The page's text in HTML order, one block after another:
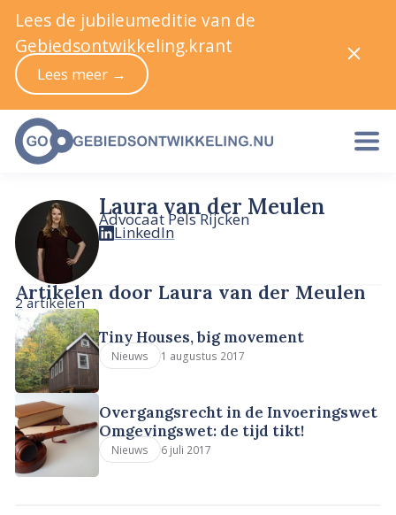
Laura van der Meulen
Advocaat Pels Rijcken
LinkedIn
Artikelen door Laura van der Meulen
2 artikelen
Tiny Houses, big movement
Nieuws 1 augustus 2017
Overgangsrecht in de Invoeringswet
Omgevingswet: de tijd tikt!
Nieuws 6 juli 2017
Lees de jubileumeditie van de
Gebiedsontwikkeling.krant
Lees meer →